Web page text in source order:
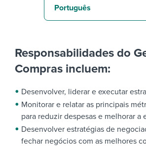
Responsabilidades do
Compras incluem:
Desenvolver, liderar e executar
Monitorar e relatar as principais
para reduzir despesas e melhorar a
Desenvolver estratégias de
fechar negócios com as melhores
Português